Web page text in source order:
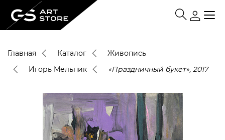
Главная Каталог
Живопись
Игорь Мельник
«Праздничный букет», 2017